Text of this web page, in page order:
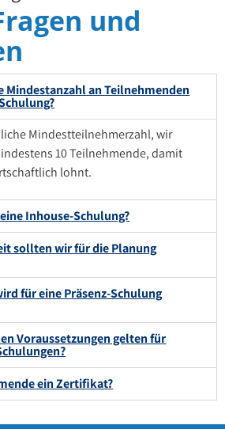
und
Mindestanzahl an Teilnehmenden
Mindestteilnehmerzahl, wir
10 Teilnehmende, damit
lohnt.
Inhouse-Schulung?
sollten wir für die Planung
für eine Präsenz-Schulung
Voraussetzungen gelten für
ein Zertifikat?